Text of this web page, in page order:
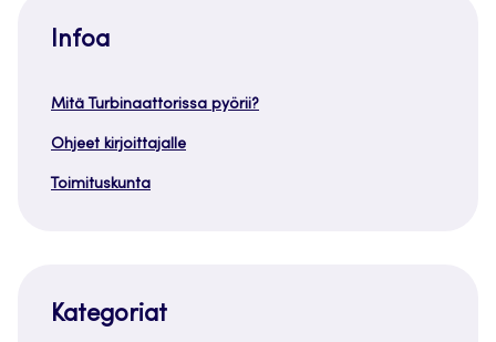
Infoa
Mitä Turbinaattorissa pyörii?
Ohjeet kirjoittajalle
Toimituskunta
Kategoriat